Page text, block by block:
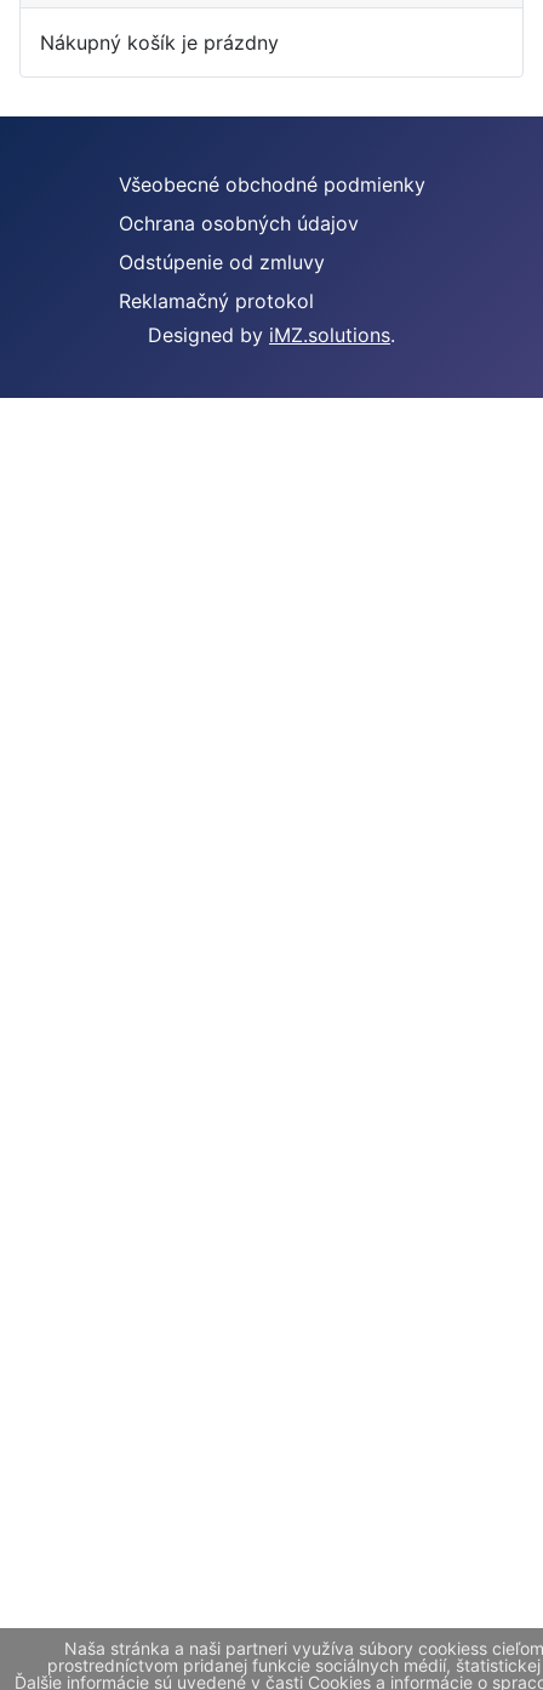
Nákupný košík je prázdny
Všeobecné obchodné podmienky
Ochrana osobných údajov
Odstúpenie od zmluvy
Reklamačný protokol
Designed by iMZ.solutions.
Naša stránka a naši partneri využíva súbory cookiess
prostredníctvom pridanej funkcie sociálnych médií,
Ďalšie informácie sú uvedené v časti Cookies a informácie o